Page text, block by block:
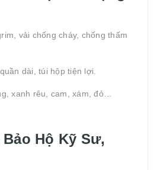
vải chống cháy, chống thấm
dài, túi hộp tiện lợi.
xanh rêu, cam, xám, đỏ…
Hộ Kỹ Sư,